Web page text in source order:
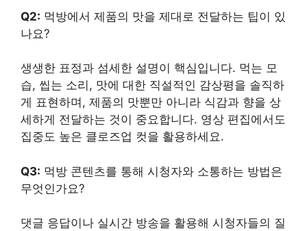
Q2: 먹방에서 제품의 맛을 제대로 전달하는 팁이 있
나요?
생생한 표정과 섬세한 설명이 핵심입니다. 먹는 모
습, 씹는 소리, 맛에 대한 직설적인 감상평을 솔직하
게 표현하며, 제품의 맛뿐만 아니라 식감과 향을 상
세하게 전달하는 것이 중요합니다. 영상 편집에서도
집중도 높은 클로즈업 컷을 활용하세요.
Q3: 먹방 콘텐츠를 통해 시청자와 소통하는 방법은
무엇인가요?
댓글 응답이나 실시간 방송을 활용해 시청자들의 질